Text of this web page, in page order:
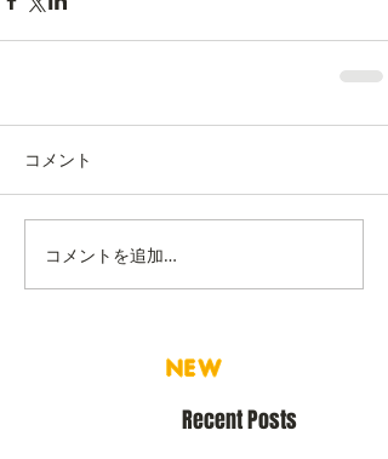
コメント
コメントを追加…
NEW
Recent Posts